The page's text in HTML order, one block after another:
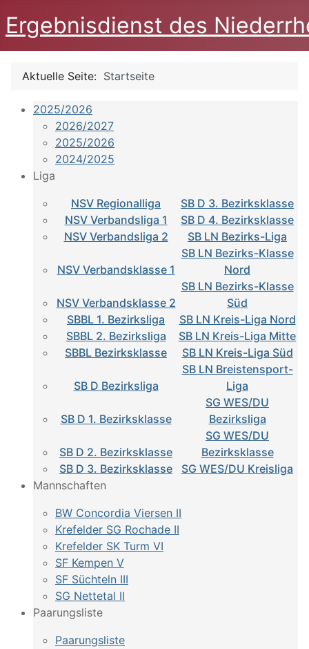
Ergebnisdienst des
Aktuelle Seite: Startseite
2025/2026
2026/2027
2025/2026
2024/2025
Liga
NSV Regionalliga
SB D 3. Bezirksklasse
NSV Verbandsliga 1
SB D 4. Bezirksklasse
NSV Verbandsliga 2
SB LN Bezirks-Liga
NSV Verbandsklasse 1
SB LN Bezirks-Klasse
Nord
NSV Verbandsklasse 2
SB LN Bezirks-Klasse
Süd
SBBL 1. Bezirksliga
SB LN Kreis-Liga Nord
SBBL 2. Bezirksliga
SB LN Kreis-Liga Mitte
SBBL Bezirksklasse
SB LN Kreis-Liga Süd
SB D Bezirksliga
SB LN Breistensport-
Liga
SB D 1. Bezirksklasse
SG WES/DU
Bezirksliga
SB D 2. Bezirksklasse
SG WES/DU
Bezirksklasse
SB D 3. Bezirksklasse
SG WES/DU Kreisliga
Mannschaften
BW Concordia Viersen II
Krefelder SG Rochade II
Krefelder SK Turm VI
SF Kempen V
SF Süchteln III
SG Nettetal II
Paarungsliste
Paarungsliste